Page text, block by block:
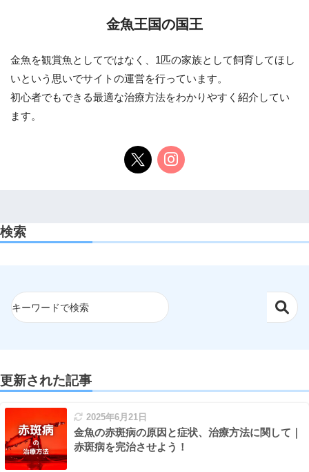
金魚王国の国王
金魚を観賞魚としてではなく、1匹の家族として飼育してほし
いという思いでサイトの運営を行っています。
初心者でもできる最適な治療方法をわかりやすく紹介してい
ます。
検索
更新された記事
2025年6月21日
金魚の赤斑病の原因と症状、治療方法に関して｜
赤斑病を完治させよう！